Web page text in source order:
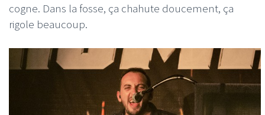
cogne. Dans la fosse, ça chahute doucement, ça
rigole beaucoup.